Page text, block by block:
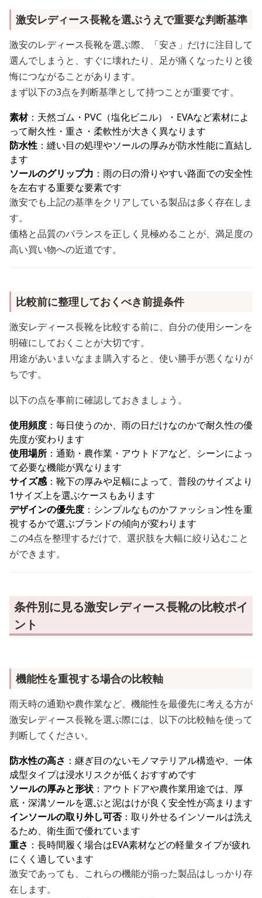
激安レディース長靴を選ぶうえで重要な判断基準
激安のレディース長靴を選ぶ際、「安さ」だけに注目して
選んでしまうと、すぐに壊れたり、足が痛くなったりと後
悔につながることがあります。
まず以下の3点を判断基準として持つことが重要です。
素材：天然ゴム・PVC（塩化ビニル）・EVAなど素材によ
って耐久性・重さ・柔軟性が大きく異なります
防水性 ：縫い目の処理やソールの厚みが防水性能に直結し
ます
ソールのグリップ力 ：雨の日の滑りやすい路面での安全性
を左右する重要な要素です
激安でも上記の基準をクリアしている製品は多く存在しま
す。
価格と品質のバランスを正しく見極めることが、満足度の
高い買い物への近道です。
比較前に整理しておくべき前提条件
激安レディース長靴を比較する前に、自分の使用シーンを
明確にしておくことが大切です。
用途があいまいなまま購入すると、使い勝手が悪くなりが
ちです。
以下の点を事前に確認しておきましょう。
使用頻度 ：毎日使うのか、雨の日だけなのかで耐久性の優
先度が変わります
使用場所 ：通勤・農作業・アウトドアなど、シーンによっ
て必要な機能が異なります
サイズ感：靴下の厚みや足幅によって、普段のサイズより
1サイズ上を選ぶケースもあります
デザインの優先度 ：シンプルなものかファッション性を重
視するかで選ぶブランドの傾向が変わります
この4点を整理するだけで、選択肢を大幅に絞り込むこと
ができます。
条件別に見る激安レディース長靴の比較ポイ
ント
機能性を重視する場合の比較軸
雨天時の通勤や農作業など、機能性を最優先に考える方が
激安レディース長靴を選ぶ際には、以下の比較軸を使って
判断してください。
防水性の高さ ：継ぎ目のないモノマテリアル構造や、一体
成型タイプは浸水リスクが低くおすすめです
ソールの厚みと形状 ：アウトドアや農作業用途では、厚
底・深溝ソールを選ぶと泥はけが良く安全性が高まります
インソールの取り外し可否：取り外せるインソールは洗え
るため、衛生面で優れています
重さ ：長時間履く場合はEVA素材などの軽量タイプが疲れ
にくく適しています
激安であっても、これらの機能が揃った製品はしっかり存
在します。